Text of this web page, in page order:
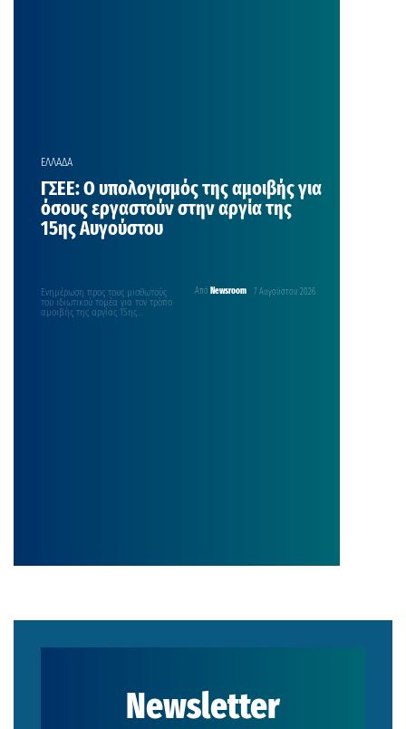
ΕΛΛΑΔΑ
ΓΣΕΕ: Ο υπολογισμός της αμοιβής για
όσους εργαστούν στην αργία της
15ης Αυγούστου
Από Newsroom 7 Αυγούστου 2026
Ενημέρωση προς τους μισθωτούς
του ιδιωτικού τομέα για τον τρόπο
αμοιβής της αργίας 15ης
Newsletter